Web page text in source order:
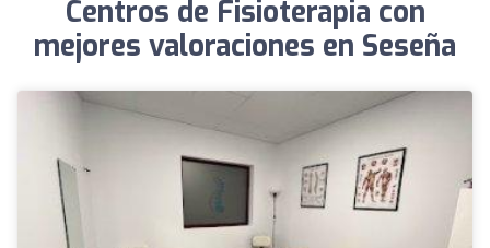
Centros de Fisioterapia con
mejores valoraciones en Seseña